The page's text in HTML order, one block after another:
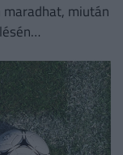
maradhat, miután